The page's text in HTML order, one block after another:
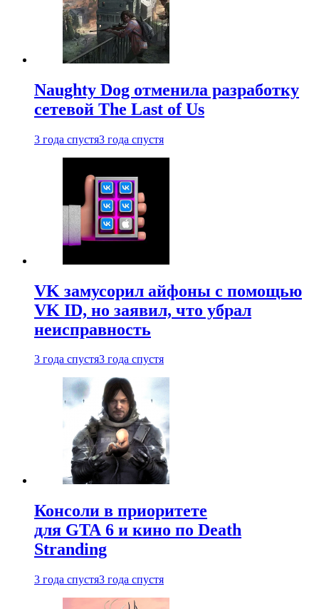
Naughty Dog отменила разработку
сетевой The Last of Us
3 года спустя3 года спустя
VK замусорил айфоны с помощью
VK ID, но заявил, что убрал
неисправность
3 года спустя3 года спустя
Консоли в приоритете
для GTA 6 и кино по Death
Stranding
3 года спустя3 года спустя